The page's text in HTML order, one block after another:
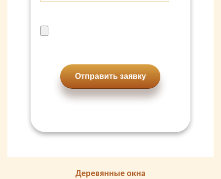
Отправить заявку
Деревянные окна